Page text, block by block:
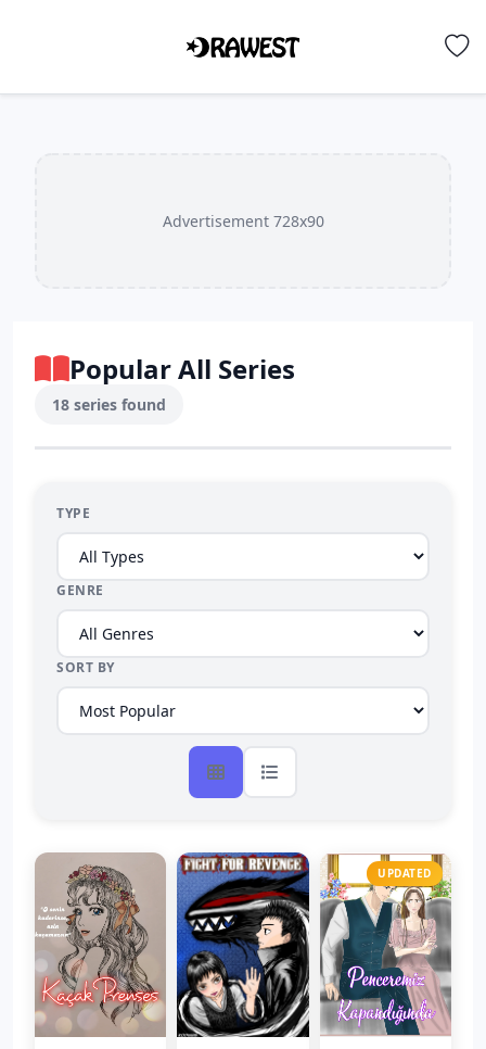
Advertisement 728x90
Popular All Series
18 series found
TYPE
GENRE
SORT BY
UPDATED